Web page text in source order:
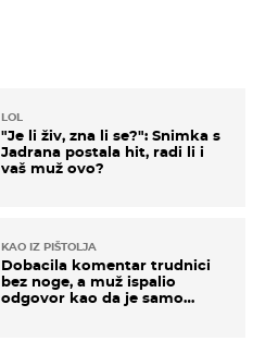
LOL
"Je li živ, zna li se?": Snimka s
Jadrana postala hit, radi li i
vaš muž ovo?
KAO IZ PIŠTOLJA
Dobacila komentar trudnici
bez noge, a muž ispalio
odgovor kao da je samo